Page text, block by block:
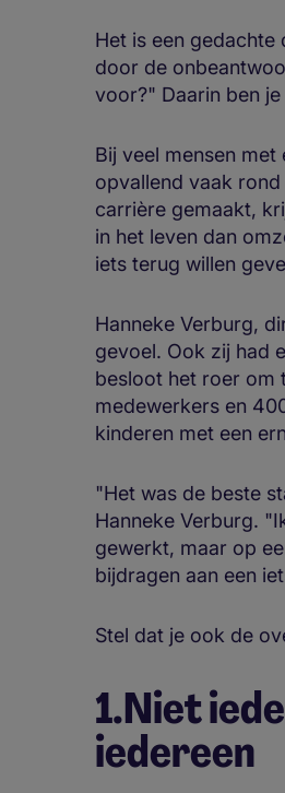
Het is een
door de
voor?" Daarin ben
Bij veel mensen
opvallend vaak
carrière gemaakt,
in het leven dan
iets terug willen
Hanneke Verburg,
gevoel. Ook zij had
besloot het roer om
medewerkers en
kinderen met een
"Het was de beste
Hanneke Verburg.
gewerkt, maar op
bijdragen aan een
Stel dat je ook de
1.Niet
iedereen